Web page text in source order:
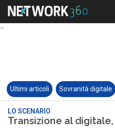
Ultimi articoli Sovranità digitale
LO SCENARIO
Transizione al